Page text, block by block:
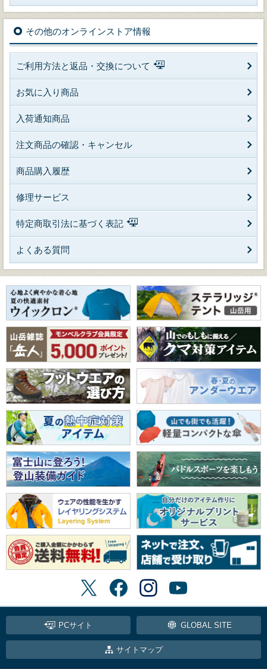
その他のオンラインストア情報
ご利用方法と返品・交換について
お気に入り商品
入荷通知商品
注文商品の確認・キャンセル
商品購入履歴
修理サービス
特定商取引法に基づく表記
よくある質問
PCサイト GLOBAL SITE
サイトマップ